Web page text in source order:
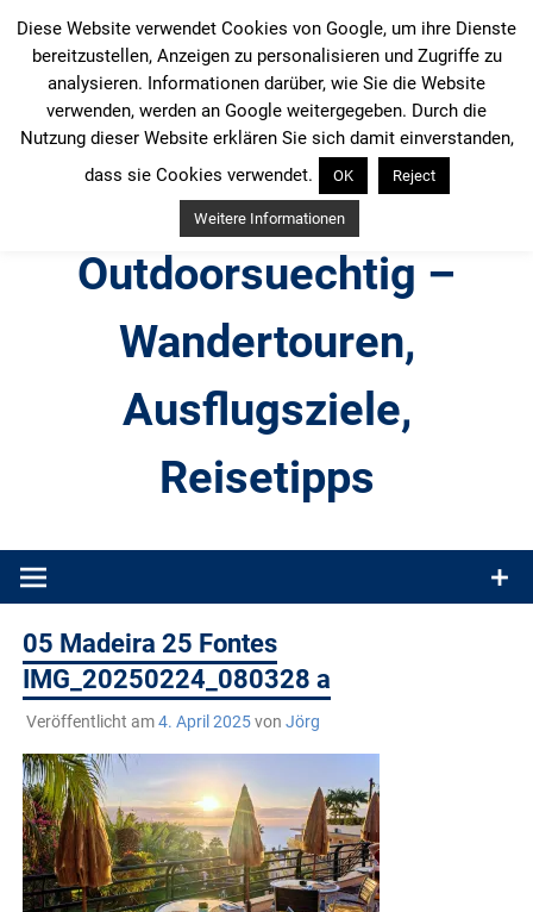
Inhalt
springen
Outdoorsuechtig –
Wandertouren,
Ausflugsziele,
Reisetipps
Produkttests und Buchrezensionen. Ein Blog für alle, die gern
05 Madeira 25 Fontes
IMG_20250224_080328 a
Veröffentlicht am4. April 2025von Jörg
Diese Website verwendet Cookies von Google, um ihre Dienste
bereitzustellen, Anzeigen zu personalisieren und Zugriffe zu
analysieren. Informationen darüber, wie Sie die Website
verwenden, werden an Google weitergegeben. Durch die
Nutzung dieser Website erklären Sie sich damit einverstanden,
dass sie Cookies verwendet.
OK Reject
Weitere Informationen